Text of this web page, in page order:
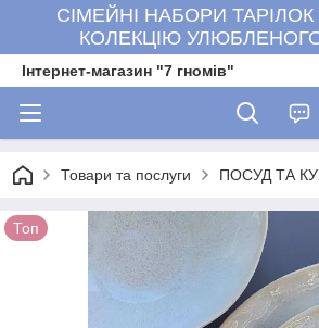
СІМЕЙНІ НАБОРИ ТАРІЛОК
КОЛЕКЦІЮ
Інтернет-магазин "7 гномів"
Товари та послуги ПОСУД ТА
Топ